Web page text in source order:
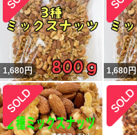
1,680円 1,680円